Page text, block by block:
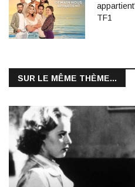
TF1
SUR LE MÊME THÈME...